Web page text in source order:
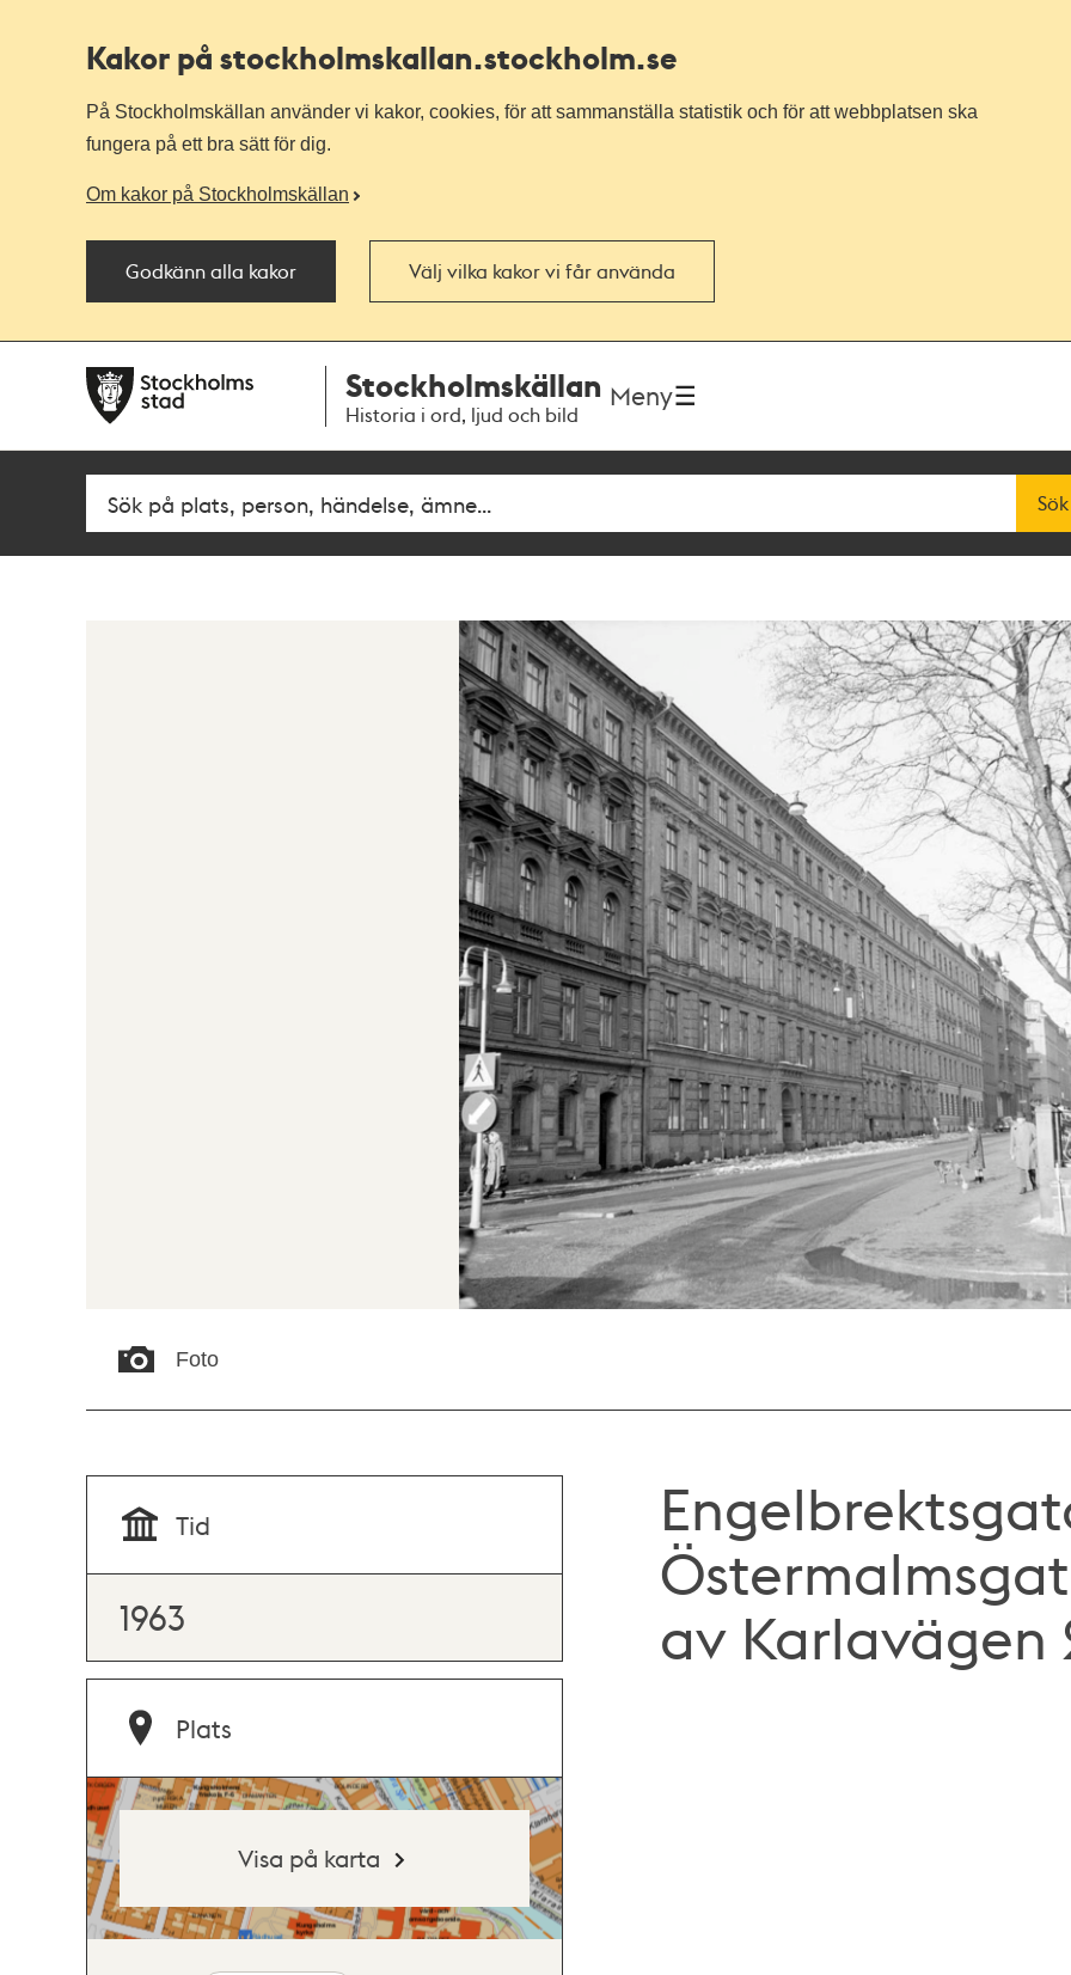
Kakor på stockholmskallan.stockholm.se
På Stockholmskällan använder vi kakor, cookies, för att sammanställa statistik och för att webbplatsen ska
fungera på ett bra sätt för dig.
Om kakor på Stockholmskällan
Godkänn alla kakor Välj vilka kakor vi får använda
navigationen
huvudinnehållet
Stockholmskällan
Historia i ord, ljud och bild
Meny
Fritextsök Sök
Foto
av Karlavägen
Tid
1963
Plats
Visa på karta